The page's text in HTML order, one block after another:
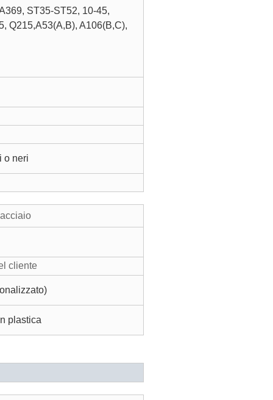
ST35-ST52, 10-45,
Q215,A53(A,B), A106(B,C),
o neri
cliente
plastica